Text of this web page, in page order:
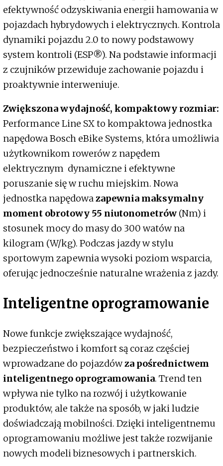
efektywność odzyskiwania energii hamowania w
pojazdach hybrydowych i elektrycznych. Kontrola
dynamiki pojazdu 2.0 to nowy podstawowy
system kontroli (ESP®). Na podstawie informacji
z czujników przewiduje zachowanie pojazdu i
proaktywnie interweniuje.
Zwiększona wydajność, kompaktowy rozmiar:
Performance Line SX to kompaktowa jednostka
napędowa Bosch eBike Systems, która umożliwia
użytkownikom rowerów z napędem
elektrycznym dynamiczne i efektywne
poruszanie się w ruchu miejskim. Nowa
jednostka napędowazapewnia maksymalny
moment obrotowy 55 niutonometrów (Nm) i
stosunek mocy do masy do 300 watów na
kilogram (W/kg). Podczas jazdy w stylu
sportowym zapewnia wysoki poziom wsparcia,
oferując jednocześnie naturalne wrażenia z jazdy.
Inteligentne oprogramowanie
Nowe funkcje zwiększające wydajność,
bezpieczeństwo i komfort są coraz częściej
wprowadzane do pojazdówza pośrednictwem
inteligentnego oprogramowania. Trend ten
wpływa nie tylko na rozwój i użytkowanie
produktów, ale także na sposób, w jaki ludzie
doświadczają mobilności. Dzięki inteligentnemu
oprogramowaniu możliwe jest także rozwijanie
nowych modeli biznesowych i partnerskich.